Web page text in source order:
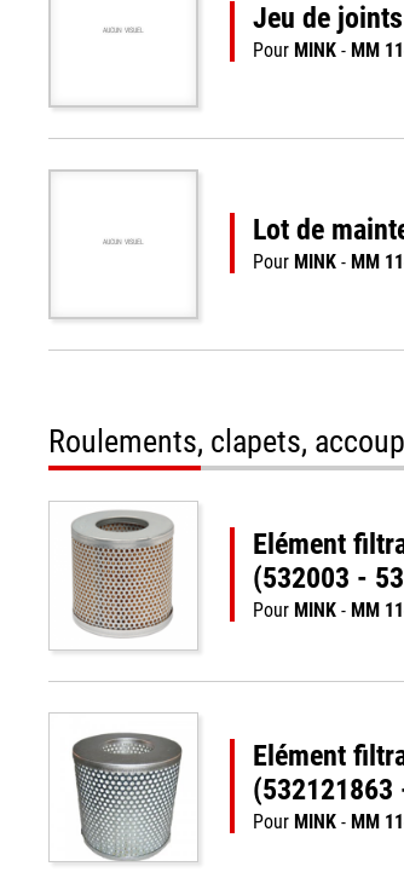
AUCUN VISUEL Jeu de
Pour MINK - MM
AUCUN VISUEL Lot de
Pour MINK - MM
Roulements, clapets,
Elément
(532003 -
Pour MINK - MM
Elément
(532121863
Pour MINK - MM